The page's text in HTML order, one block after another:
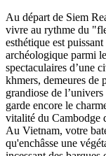
Au départ de Siem
vivre au rythme du
esthétique est
archéologique parmi
spectaculaires d’une
khmers, demeures de
grandiose de
garde encore le
vitalité du Cambodge
Au Vietnam, votre
qu'enchâsse une